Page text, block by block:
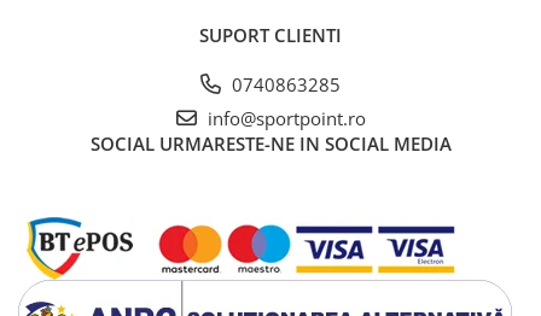
SUPORT CLIENTI
0740863285
info@sportpoint.ro
SOCIAL URMARESTE-NE IN SOCIAL MEDIA